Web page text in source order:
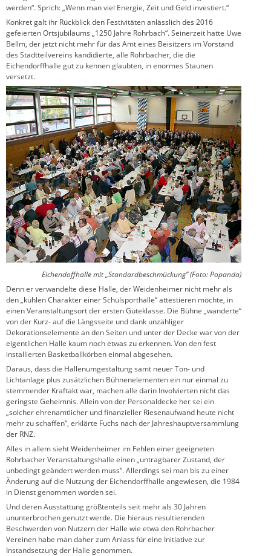
werden“. Sprich: „Wenn man viel Energie, Zeit und Geld investiert.“
Konkret galt ihr Rückblick den Festivitäten anlässlich des 2016
gefeierten Ortsjubiläums „1250 Jahre Rohrbach“. Seinerzeit hatte Uwe
Bellm, der jetzt nicht mehr für das Amt eines Beisitzers im Vorstand
des Stadtteilvereins kandidierte, alle Rohrbacher, die die
Eichendorffhalle gut zu kennen glaubten, in enormes Staunen
versetzt.
Eichendoffhalle mit „Standardbeschmückung” (Foto: Popanda)
Denn er verwandelte diese Halle, der Weidenheimer nicht mehr als
den „kühlen Charakter einer Schulsporthalle“ attestieren möchte, in
einen Veranstaltungsort der ersten Güteklasse. Die Bühne „wanderte“
von der Kurz- auf die Längsseite und dank unzähliger
Dekorationselemente an den Seiten und unter der Decke war von der
eigentlichen Halle kaum noch etwas zu erkennen. Von den fest
installierten Basketballkörben einmal abgesehen.
Daraus, dass die Hallenumgestaltung samt neuer Ton- und
Lichtanlage plus zusätzlichen Bühnenelementen ein nur einmal zu
stemmender Kraftakt war, machen alle darin Involvierten nicht das
geringste Geheimnis. Allein von der Personaldecke her sei ein
„solcher ehrenamtlicher und finanzieller Riesenaufwand heute nicht
mehr zu schaffen“, erklärte Fuchs nach der Jahreshauptversammlung
der RNZ.
Alles in allem sieht Weidenheimer im Fehlen einer geeigneten
Rohrbacher Veranstaltungshalle einen „untragbarer Zustand, der
unbedingt geändert werden muss“. Allerdings sei man bis zu einer
Änderung auf die Nutzung der Eichendorffhalle angewiesen, die 1984
in Dienst genommen worden sei.
Und deren Ausstattung größtenteils seit mehr als 30 Jahren
ununterbrochen genutzt werde. Die hieraus resultierenden
Beschwerden von Nutzern der Halle wie etwa den Rohrbacher
Vereinen habe man daher zum Anlass für eine Initiative zur
Instandsetzung der Halle genommen.